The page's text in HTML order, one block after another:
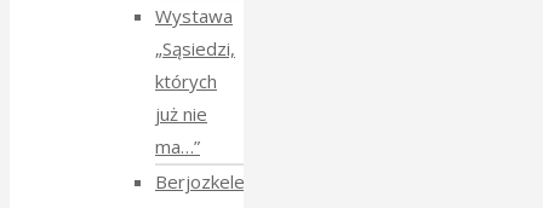
Wystawa
„Sąsiedzi,
których
już nie
ma…”
Berjozkele